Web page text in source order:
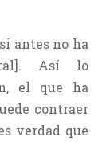
antes no ha
Así lo
el que ha
contraer
verdad que